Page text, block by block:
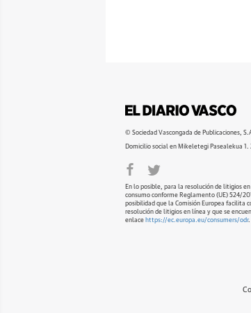
© Sociedad Vascongada de Publicaciones,
Domicilio social en Mikeletegi Pasealekua
En lo posible, para la resolución de litigios
consumo conforme Reglamento (UE) 524/
posibilidad que la Comisión Europea facilita
resolución de litigios en línea y que se
enlace https://ec.europa.eu/consumers/odr.